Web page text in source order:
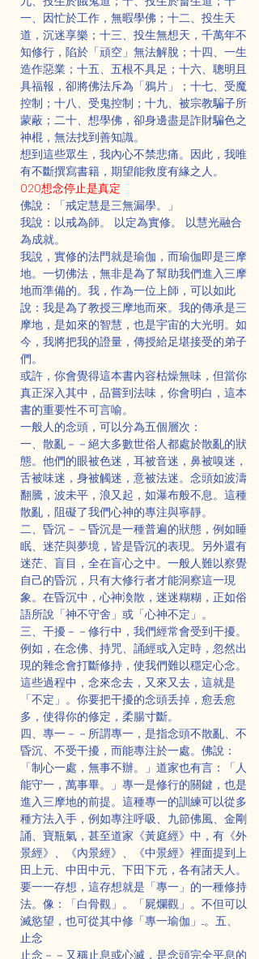
一、因忙於工作，無暇學佛；十二、投生天
道，沉迷享樂；十三、投生無想天，千萬年不
知修行，陷於「頑空」無法解脫；十四、一生
造作惡業；十五、五根不具足；十六、聰明且
具福報，卻將佛法斥為「鴉片」；十七、受魔
控制；十八、受鬼控制；十九、被宗教騙子所
蒙蔽；二十、想學佛，卻身邊盡是詐財騙色之
神棍，無法找到善知識。
想到這些眾生，我內心不禁悲痛。因此，我唯
有不斷撰寫書籍，期望能救度有緣之人。
020想念停止是真定
佛說：「戒定慧是三無漏學。」
我說：以戒為師。 以定為實修。 以慧光融合
為成就。
我說，實修的法門就是瑜伽，而瑜伽即是三摩
地。一切佛法，無非是為了幫助我們進入三摩
地而準備的。我，作為一位上師，可以如此
說：我是為了教授三摩地而來。我的傳承是三
摩地，是如來的智慧，也是宇宙的大光明。如
今，我將把我的證量，傳授給足堪接受的弟子
們。
或許，你會覺得這本書內容枯燥無味，但當你
真正深入其中，品嘗到法味，你會明白，這本
書的重要性不可言喻。
一般人的念頭，可以分為五個層次：
一、散亂－－絕大多數世俗人都處於散亂的狀
態。他們的眼被色迷，耳被音迷，鼻被嗅迷，
舌被味迷，身被觸迷，意被法迷。念頭如波濤
翻騰，波未平，浪又起，如瀑布般不息。這種
散亂，阻礙了我們心神的專注與寧靜。
二、昏沉－－昏沉是一種普遍的狀態，例如睡
眠、迷茫與夢境，皆是昏沉的表現。另外還有
迷茫、盲目，全在盲心之中。一般人難以察覺
自己的昏沉，只有大修行者才能洞察這一現
象。在昏沉中，心神渙散，迷迷糊糊，正如俗
語所說「神不守舍」或「心神不定」。
三、干擾－－修行中，我們經常會受到干擾。
例如，在念佛、持咒、誦經或入定時，忽然出
現的雜念會打斷修持，使我們難以穩定心念。
這些過程中，念來念去，又來又去，這就是
「不定」。你要把干擾的念頭丢掉，愈丢愈
多，使得你的修定，柔腸寸斷。
四、專一－－所謂專一，是指念頭不散亂、不
昏沉、不受干擾，而能專注於一處。佛說：
「制心一處，無事不辦。」道家也有言：「人
能守一，萬事畢。」專一是修行的關鍵，也是
進入三摩地的前提。這種專一的訓練可以從多
種方法入手，例如專注呼吸、九節佛風、金剛
誦、寶瓶氣，甚至道家《黃庭經》中，有《外
景經》、《內景經》、《中景經》裡面提到上
田上元、中田中元、下田下元，各有諸天人。
要一一存想，這存想就是「專一」的一種修持
法。像：「白骨觀」。「屍爛觀」。不但可以
滅慾望，也可從其中修「專一瑜伽」...。五、
止念
止念－－又稱止息或心滅，是念頭完全平息的